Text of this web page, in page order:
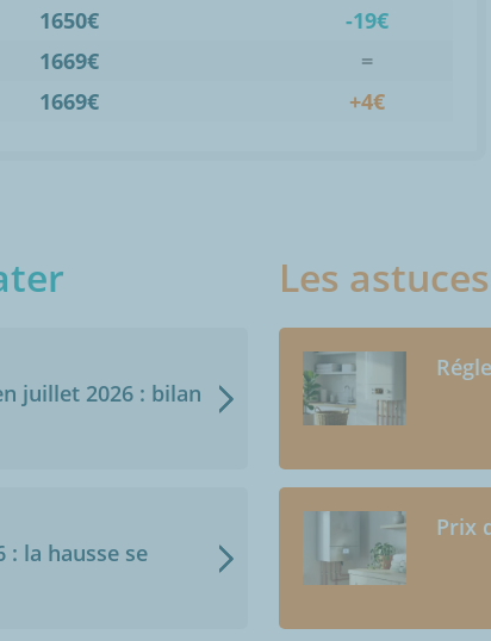
1650€
-19€
1669€
=
1669€ +4€
juillet 2026 : bilan
: la hausse se
Les
Prix